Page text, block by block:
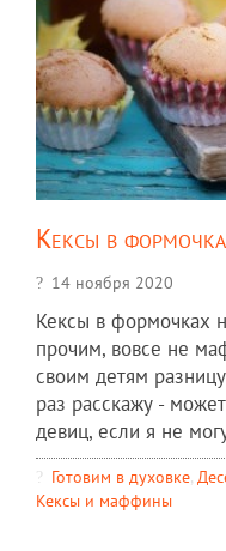
Кексы в
14 ноября 2020
Кексы в формочках
прочим, вовсе не
своим детям
раз расскажу -
девиц, если я не
Готовим в духовке,
Кексы и маффины